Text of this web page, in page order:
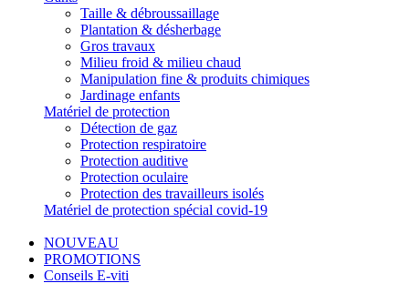
Taille & débroussaillage
Plantation & désherbage
Gros travaux
Milieu froid & milieu chaud
Manipulation fine & produits chimiques
Jardinage enfants
Matériel de protection
Détection de gaz
Protection respiratoire
Protection auditive
Protection oculaire
Protection des travailleurs isolés
Matériel de protection spécial covid-19
NOUVEAU
PROMOTIONS
Conseils E-viti